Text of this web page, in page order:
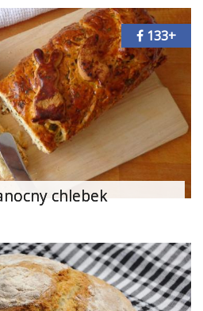
chlebek
133+